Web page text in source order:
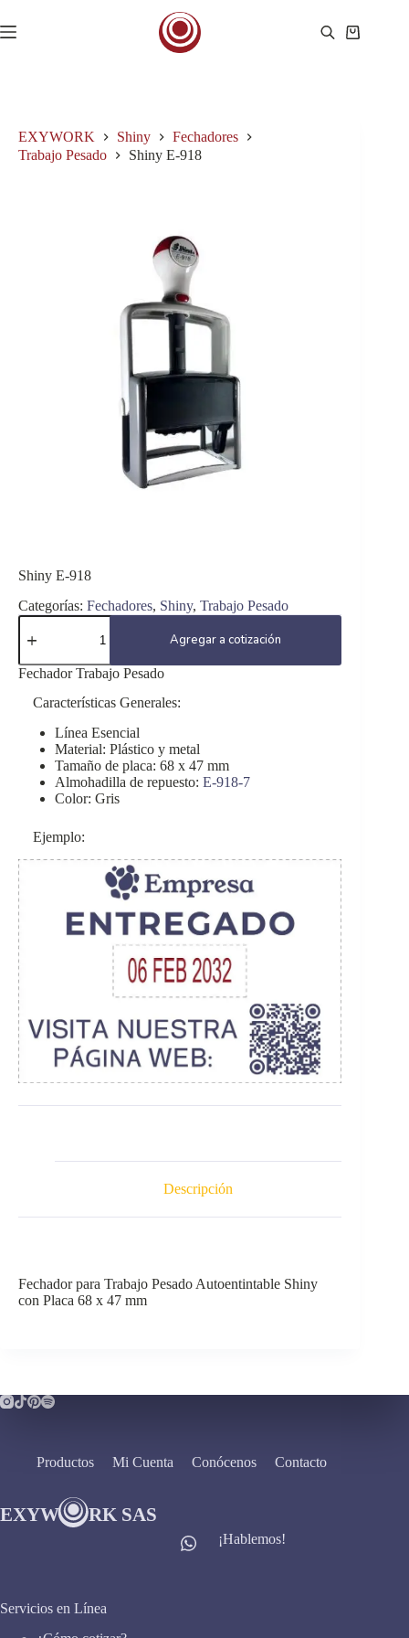
al
contenido
Carro
EXYWORK Shiny
Fechadores
Trabajo Pesado
Shiny E-918
Shiny E-918
Categorías: Fechadores, Shiny, Trabajo Pesado
Shiny
E-
cantidad
Agregar a cotización
Fechador Trabajo Pesado
Características Generales:
Línea Esencial
Material: Plástico y metal
Tamaño de placa: 68 x 47 mm
Almohadilla de repuesto: E-918-7
Color: Gris
Ejemplo:
Descripción
Fechador para Trabajo Pesado Autoentintable Shiny
con Placa 68 x 47 mm
Productos Mi Cuenta Conócenos Contacto
¡Hablemos!
Servicios en Línea